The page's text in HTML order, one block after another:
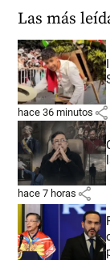
Las más
hace 36 minutos share
hace 7 horas share